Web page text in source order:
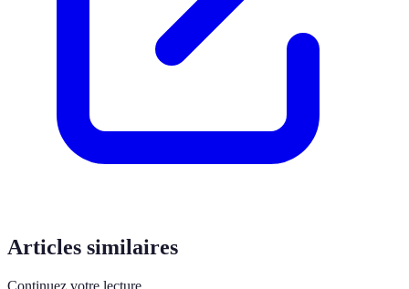
Articles similaires
Continuez votre lecture